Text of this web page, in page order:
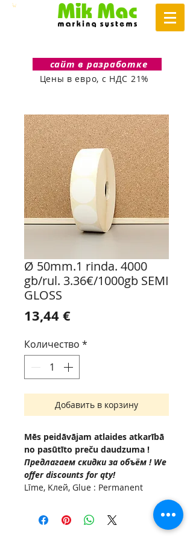
сайт в разработке
Цены в евро, с НДС 21%
Ø 50mm.1 rinda. 4000
gb/rul. 3.36€/1000gb SEMI
GLOSS
13,44 €Цена
Количество *
Добавить в корзину
Mēs peidāvājam atlaides atkarībā
no pasūtīto preču daudzuma !
Предлагаем скидки за объём ! We
offer discounts for qty!
Līme, Kлей, Glue : Permanent
+50°C.
Serdenis , Внутренняя втулка,